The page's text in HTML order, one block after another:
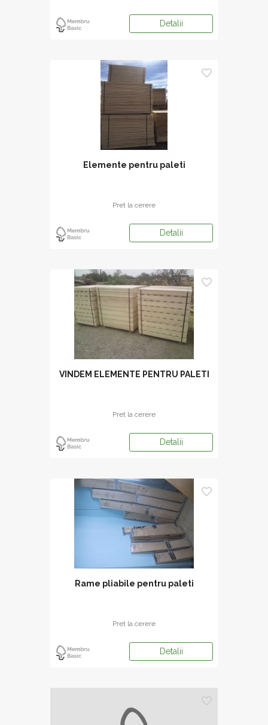
Detalii
Elemente pentru paleti
Pret la cerere
Detalii
VINDEM ELEMENTE PENTRU PALETI
Pret la cerere
Detalii
Rame pliabile pentru paleti
Pret la cerere
Detalii